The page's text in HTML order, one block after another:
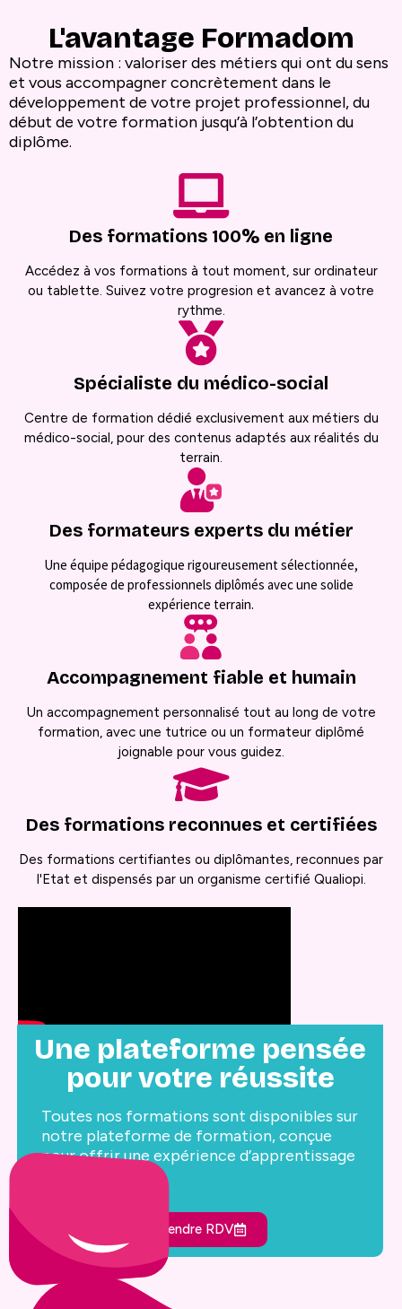
L'avantage Formadom
Notre mission : valoriser des métiers qui ont du sens
et vous accompagner concrètement dans le
développement de votre projet professionnel, du
début de votre formation jusqu’à l’obtention du
diplôme.
Des formations 100% en ligne
Accédez à vos formations à tout moment, sur ordinateur
ou tablette. Suivez votre progresion et avancez à votre
rythme.
Spécialiste du médico-social
Centre de formation dédié exclusivement aux métiers du
médico-social, pour des contenus adaptés aux réalités du
terrain.
Des formateurs experts du métier
Une équipe pédagogique rigoureusement sélectionnée,
composée de professionnels diplômés avec une solide
expérience terrain.
Accompagnement fiable et humain
Un accompagnement personnalisé tout au long de votre
formation, avec une tutrice ou un formateur diplômé
joignable pour vous guidez.
Des formations reconnues et certifiées
Des formations certifiantes ou diplômantes, reconnues par
l'Etat et dispensés par un organisme certifié Qualiopi.
Une plateforme pensée
pour votre réussite
Toutes nos formations sont disponibles sur
notre plateforme de formation, conçue
pour offrir une expérience d’apprentissage
Prendre RDV